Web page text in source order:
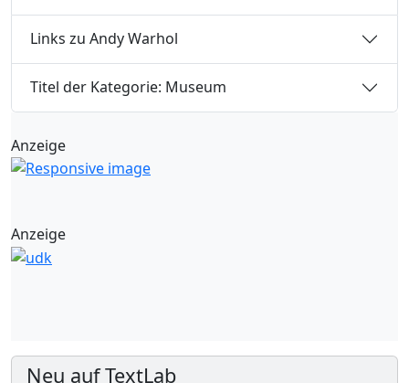
Links zu Andy Warhol
Titel der Kategorie: Museum
Anzeige
Anzeige
Neu auf TextLab